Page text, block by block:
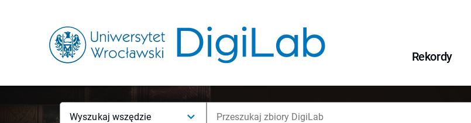
Rekordy
Wyszukaj wszędzie